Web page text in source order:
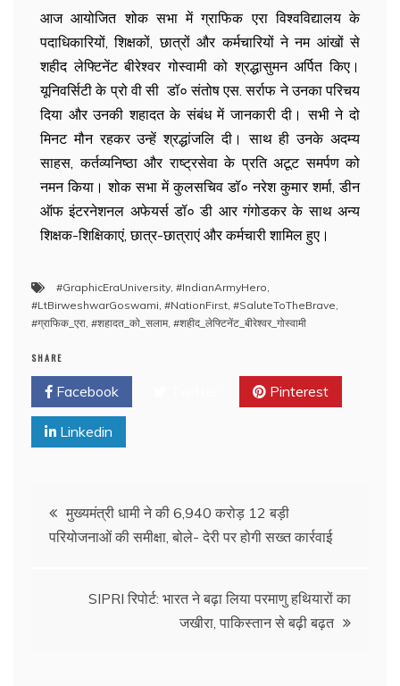
आज आयोजित शोक सभा में ग्राफिक एरा विश्वविद्यालय के
पदाधिकारियों,शिक्षकों,छात्रों और कर्मचारियों ने नम आंखों से
शहीद लेफ्टिनेंट बीरेश्वर गोस्वामी को श्रद्धासुमन अर्पित किए।
यूनिवर्सिटी के प्रो वी सी डॉ० संतोष एस. सर्राफ ने उनका परिचय
दिया और उनकी शहादत के संबंध में जानकारी दी। सभी ने दो
मिनट मौन रहकर उन्हें श्रद्धांजलि दी। साथ ही उनके अदम्य
साहस,कर्तव्यनिष्ठा और राष्ट्रसेवा के प्रति अटूट समर्पण को
नमन किया। शोक सभा में कुलसचिव डॉ० नरेश कुमार शर्मा,डीन
ऑफ इंटरनेशनल अफेयर्स डॉ० डी आर गंगोडकर के साथ अन्य
शिक्षक-शिक्षिकाएं,छात्र-छात्राएं और कर्मचारी शामिल हुए।
#GraphicEraUniversity, #IndianArmyHero,
#LtBirweshwarGoswami, #NationFirst, #SaluteToTheBrave,
#ग्राफिक_एरा, #शहादत_को_सलाम, #शहीद_लेफ्टिनेंट_बीरेश्वर_गोस्वामी
SHARE
Facebook Pinterest
Linkedin
मुख्यमंत्री धामी ने की 6,940 करोड़ 12 बड़ी
परियोजनाओं की समीक्षा, बोले- देरी पर होगी सख्त कार्रवाई
SIPRI रिपोर्ट: भारत ने बढ़ा लिया परमाणु हथियारों का
जखीरा, पाकिस्तान से बढ़ी बढ़त